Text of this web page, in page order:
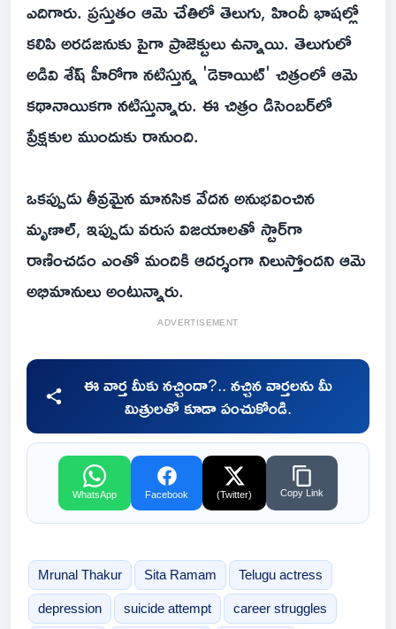
ఎదిగారు. ప్రస్తుతం ఆమె చేతిలో తెలుగు, హిందీ భాషల్లో
కలిపి అరడజనుకు పైగా ప్రాజెక్టులు ఉన్నాయి. తెలుగులో
అడివి శేష్ హీరోగా నటిస్తున్న 'డెకాయిట్' చిత్రంలో ఆమె
కథానాయికగా నటిస్తున్నారు. ఈ చిత్రం డిసెంబర్‌లో
ప్రేక్షకుల ముందుకు రానుంది.
ఒకప్పుడు తీవ్రమైన మానసిక వేదన అనుభవించిన
మృణాల్, ఇప్పుడు వరుస విజయాలతో స్టార్‌గా
రాణించడం ఎంతో మందికి ఆదర్శంగా నిలుస్తోందని ఆమె
అభిమానులు అంటున్నారు.
ADVERTISEMENT
ఈ వార్త మీకు నచ్చిందా?.. నచ్చిన వార్తలను మీ
మిత్రులతో కూడా పంచుకోండి.
WhatsApp Facebook (Twitter) Copy Link
Mrunal Thakur Sita Ramam Telugu actress
depression suicide attempt career struggles